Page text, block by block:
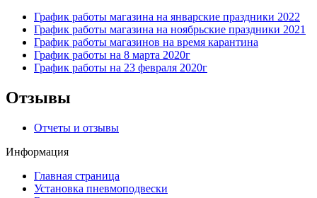
График работы магазина на январские праздники 2022
График работы магазина на ноябрьские праздники 2021
График работы магазинов на время карантина
График работы на 8 марта 2020г
График работы на 23 февраля 2020г
Отзывы
Отчеты и отзывы
Информация
Главная страница
Установка пневмоподвески